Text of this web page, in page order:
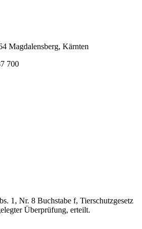
Magdalensberg, Kärnten
700
1, Nr. 8 Buchstabe f, Tierschutzgesetz
Überprüfung, erteilt.